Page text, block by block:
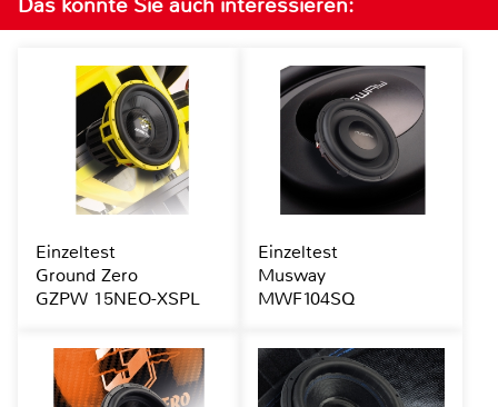
Einzeltest
Ground Zero
GZPW 15NEO-XSPL
Einzeltest
Musway
MWF104SQ